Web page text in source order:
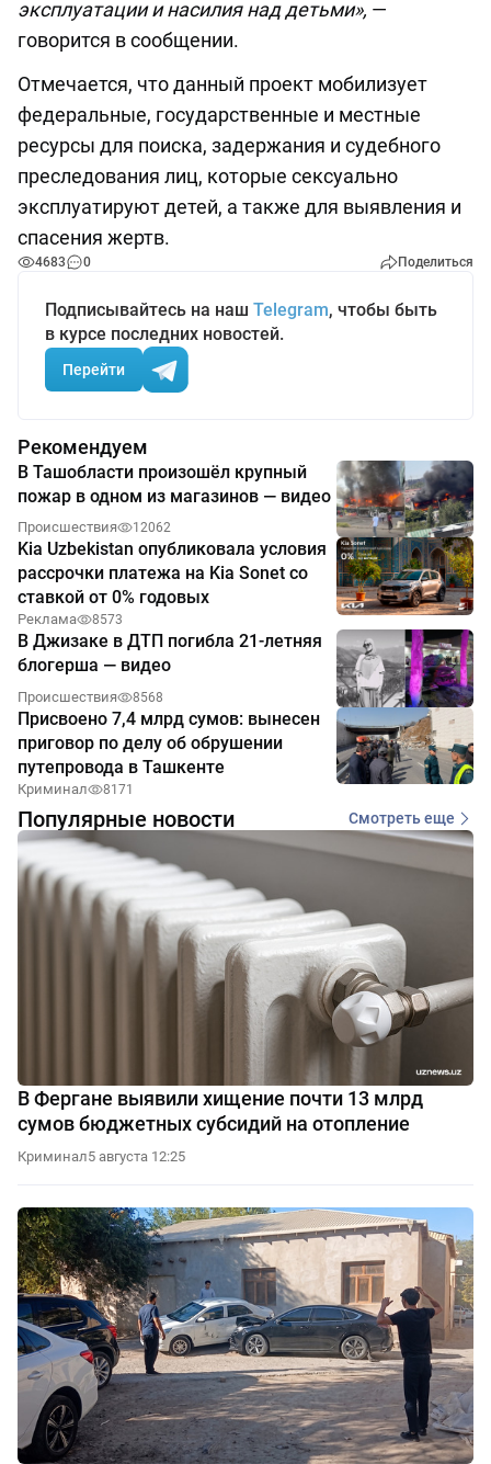
эксплуатации и насилия над детьми», —
говорится в сообщении.
Отмечается, что данный проект мобилизует
федеральные, государственные и местные
ресурсы для поиска, задержания и судебного
преследования лиц, которые сексуально
эксплуатируют детей, а также для выявления и
спасения жертв.
4683 0 Поделиться
Подписывайтесь на наш Telegram, чтобы быть
в курсе последних новостей.
Перейти
Рекомендуем
В Ташобласти произошёл крупный
пожар в одном из магазинов — видео
Происшествия 12062
Kia Uzbekistan опубликовала условия
рассрочки платежа на Kia Sonet со
ставкой от 0% годовых
Реклама 8573
В Джизаке в ДТП погибла 21-летняя
блогерша — видео
Происшествия 8568
Присвоено 7,4 млрд сумов: вынесен
приговор по делу об обрушении
путепровода в Ташкенте
Криминал 8171
Популярные новости Смотреть еще
В Фергане выявили хищение почти 13 млрд
сумов бюджетных субсидий на отопление
Криминал5 августа 12:25